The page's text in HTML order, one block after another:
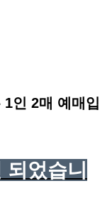
인 2매 예매입
었습니